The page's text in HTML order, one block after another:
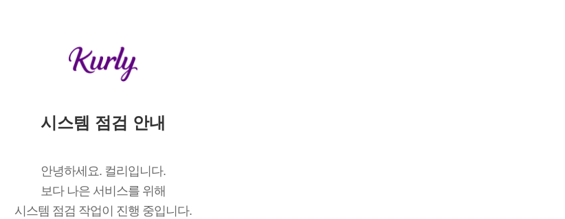
시스템 점검 안내
안녕하세요. 컬리입니다.
보다 나은 서비스를 위해
시스템 점검 작업이 진행 중입니다.